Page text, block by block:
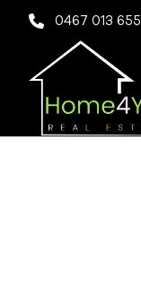
Ga naar hoofdinhoud
0467 013 655